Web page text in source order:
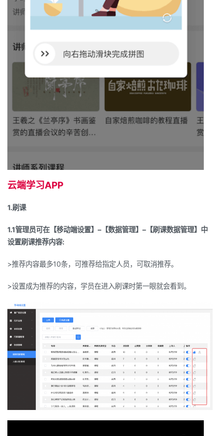
云端学习APP
1.刷课
1.1管理员可在【移动端设置】 –【数据管理】 –【刷课数据管理】中
设置刷课推荐内容:
>推荐内容最多10条，可推荐给指定人员，可取消推荐。
>设置成为推荐的内容，学员在进入刷课时第一眼就会看到。